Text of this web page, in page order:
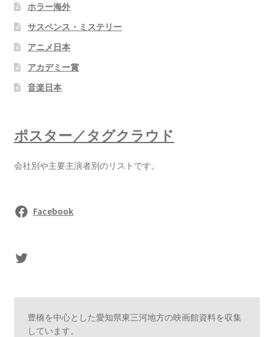
ホラー海外
サスペンス・ミステリー
アニメ日本
アカデミー賞
音楽日本
ポスター／タグクラウド
会社別や主要主演者別のリストです。
Facebook
sasaki's Twitter
豊橋を中心とした愛知県東三河地方の映画館資料を収集
しています。